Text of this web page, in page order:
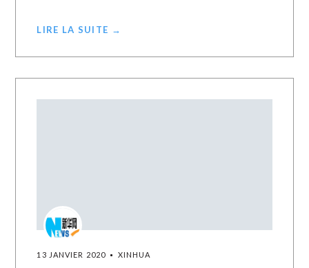
LIRE LA SUITE →
13 JANVIER 2020 XINHUA